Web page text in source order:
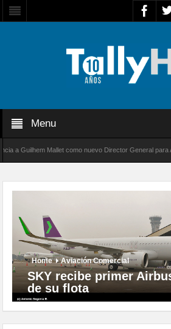
Menu
como nuevo Director General para América Latina
Home Aviación Comercial
SKY recibe primer
de su flota